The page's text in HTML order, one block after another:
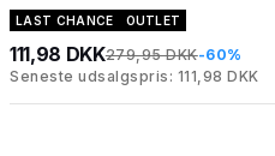
LAST CHANCE OUTLET
111,98 DKK279,95 DKK-60%
Seneste udsalgspris: 111,98 DKK